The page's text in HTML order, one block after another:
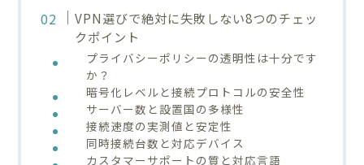
VPN選びで絶対に失敗しない8つのチェッ
クポイント
プライバシーポリシーの透明性は十分です
か？
暗号化レベルと接続プロトコルの安全性
サーバー数と設置国の多様性
接続速度の実測値と安定性
同時接続台数と対応デバイス
カスタマーサポートの質と対応言語